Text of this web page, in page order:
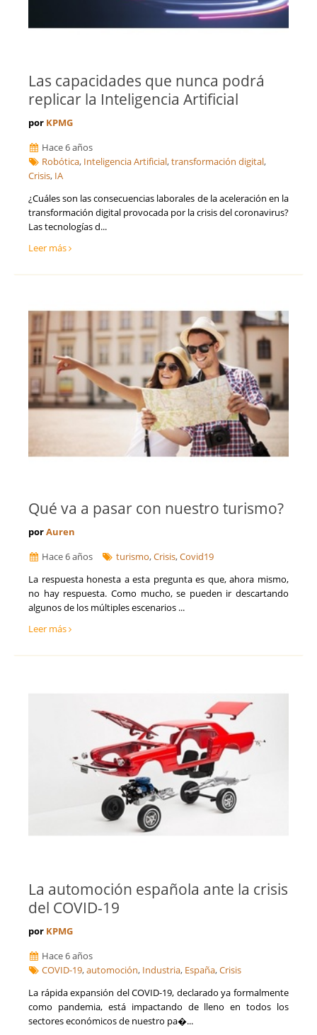
Las capacidades que nunca podrá
replicar la Inteligencia Artificial
por KPMG
Hace 6 años
Robótica, Inteligencia Artificial,transformación digital,
Crisis, IA
¿Cuáles son las consecuencias laborales de la aceleración en la
transformación digital provocada por la crisis del coronavirus?
Las tecnologías d...
Leer más
Qué va a pasar con nuestro turismo?
porAuren
Hace 6 años
turismo,Crisis,Covid19
La respuesta honesta a esta pregunta es que, ahora mismo,
no hay respuesta. Como mucho, se pueden ir descartando
algunos de los múltiples escenarios ...
Leer más
La automoción española ante la crisis
del COVID-19
por KPMG
Hace 6 años
COVID-19,automoción, Industria, España,Crisis
La rápida expansión del COVID-19, declarado ya formalmente
como pandemia, está impactando de lleno en todos los
sectores económicos de nuestro pa�...